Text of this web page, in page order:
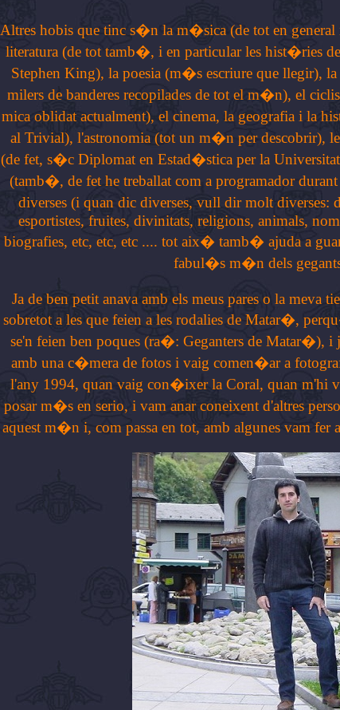
Altres hobis que tinc s�n la m�sica (de tot en
literatura (de tot tamb�, i en particular les hist�ries
Stephen King), la poesia (m�s escriure que llegir),
milers de banderes recopilades de tot el m�n), el
mica oblidat actualment), el cinema, la geografia i la
al Trivial), l'astronomia (tot un m�n per descobrir),
(de fet, s�c Diplomat en Estad�stica per la
(tamb�, de fet he treballat com a programador
diverses (i quan dic diverses, vull dir molt diverses:
esportistes, fruites, divinitats, religions, animals,
biografies, etc, etc, etc .... tot aix� tamb� ajuda a
fabul�s m�n dels
Ja de ben petit anava amb els meus pares o la meva
sobretot a les que feien a les rodalies de Matar�,
se'n feien ben poques (ra�: Geganters de Matar�),
amb una c�mera de fotos i vaig comen�ar a
l'any 1994, quan vaig con�ixer la Coral, quan m'hi
posar m�s en serio, i vam anar coneixent d'altres
aquest m�n i, com passa en tot, amb algunes vam fer